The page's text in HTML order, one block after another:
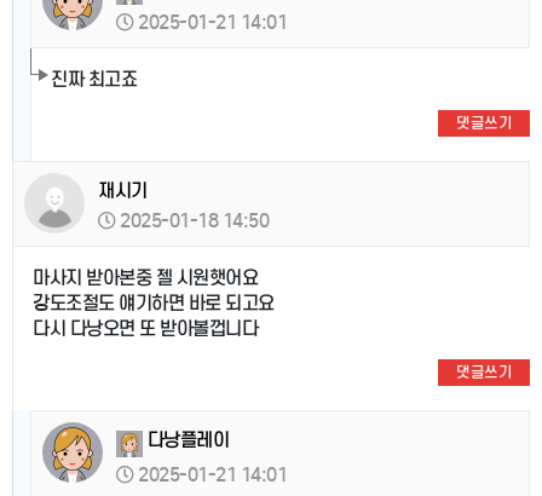
2025-01-21 14:01
진짜 최고죠
댓글쓰기
재시기
2025-01-18 14:50
마사지 받아본중 젤 시원햇어요
강도조절도 얘기하면 바로 되고요
다시 다낭오면 또 받아볼껍니다
댓글쓰기
다낭플레이
2025-01-21 14:01